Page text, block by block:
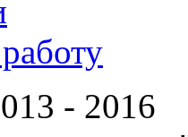
- 2016